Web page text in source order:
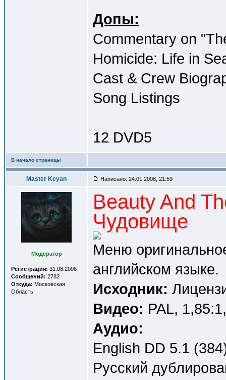
Допы:
Commentary on
Homicide: Life in
Cast & Crew
Song Listings
12 DVD5
В начало страницы
Master Keyan Написано: 24.01.2008, 21:59
Модератор
Регистрация: 31.08.2006
Сообщений: 2782
Откуда: Московская
Область
Beauty And
Чудовище
Меню
английском языке.
Исходник:
Видео: PAL,
Аудио:
English DD 5.1
Русский